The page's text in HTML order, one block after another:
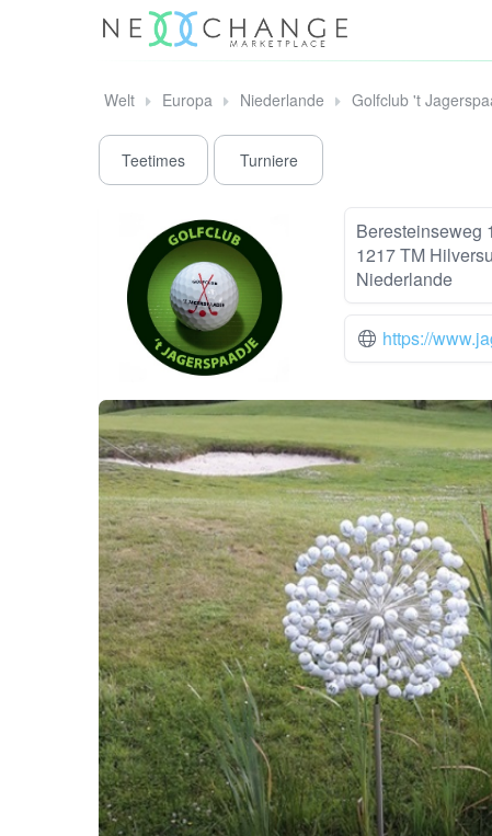
Welt Europa Niederlande Golfclub 't
Teetimes Turniere
Beresteinseweg
1217 TM
Niederlande
https://